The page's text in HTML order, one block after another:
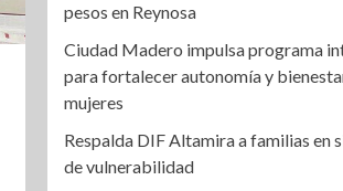
pesos en Reynosa
Ciudad Madero impulsa programa
para fortalecer autonomía y
mujeres
Respalda DIF Altamira a familias en
de vulnerabilidad